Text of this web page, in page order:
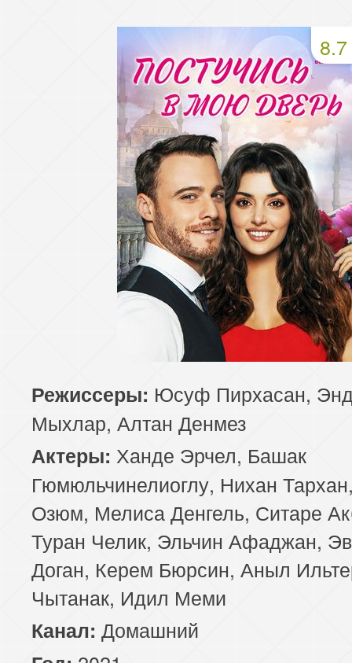
50 серия
51 серия
54 серия
55 серия
58 серия
59 серия
8.7
Режиссеры: Юсуф Пирхасан,
Мыхлар, Алтан Денмез
Актеры: Ханде Эрчел, Башак
Гюмюльчинелиоглу, Нихан
Озюм, Мелиса Денгель, Ситаре
Туран Челик, Эльчин Афаджан,
Доган, Керем Бюрсин, Аныл
Чытанак, Идил Меми
Канал: Домашний